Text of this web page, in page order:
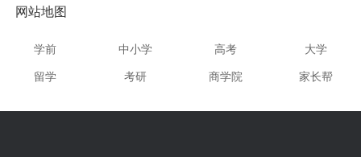
网站地图
学前 中小学 高考
大学
留学
考研 商学院 家长帮